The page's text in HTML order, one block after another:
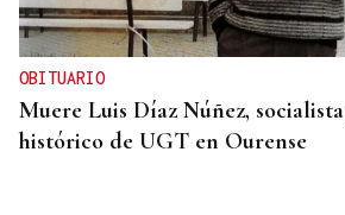
OBITUARIO
Muere Luis Díaz Núñez,
histórico de UGT en Ourense